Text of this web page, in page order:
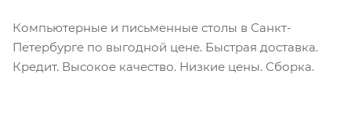
Компьютерные и письменные столы в Санкт-
Петербурге по выгодной цене. Быстрая доставка.
Кредит. Высокое качество. Низкие цены. Сборка.